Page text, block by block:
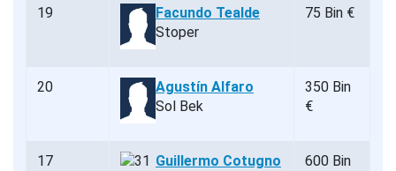
19
Facundo Tealde
Stoper
75 Bin €
20
Agustín Alfaro
Sol Bek
350 Bin
€
17
Guillermo Cotugno
600 Bin